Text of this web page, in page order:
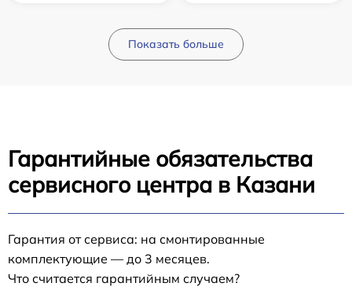
Показать больше
Гарантийные обязательства
сервисного центра в Казани
Гарантия от сервиса: на смонтированные
комплектующие — до 3 месяцев.
Что считается гарантийным случаем?